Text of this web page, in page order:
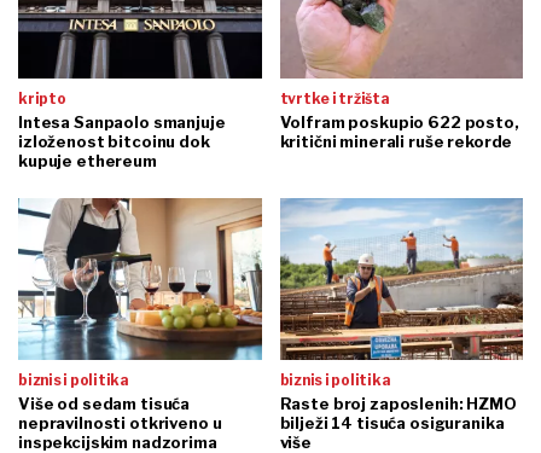
kripto
Intesa Sanpaolo smanjuje
izloženost bitcoinu dok
kupuje ethereum
tvrtke i tržišta
Volfram poskupio 622 posto,
kritični minerali ruše rekorde
biznis i politika
Više od sedam tisuća
nepravilnosti otkriveno u
inspekcijskim nadzorima
biznis i politika
Raste broj zaposlenih: HZMO
bilježi 14 tisuća osiguranika
više